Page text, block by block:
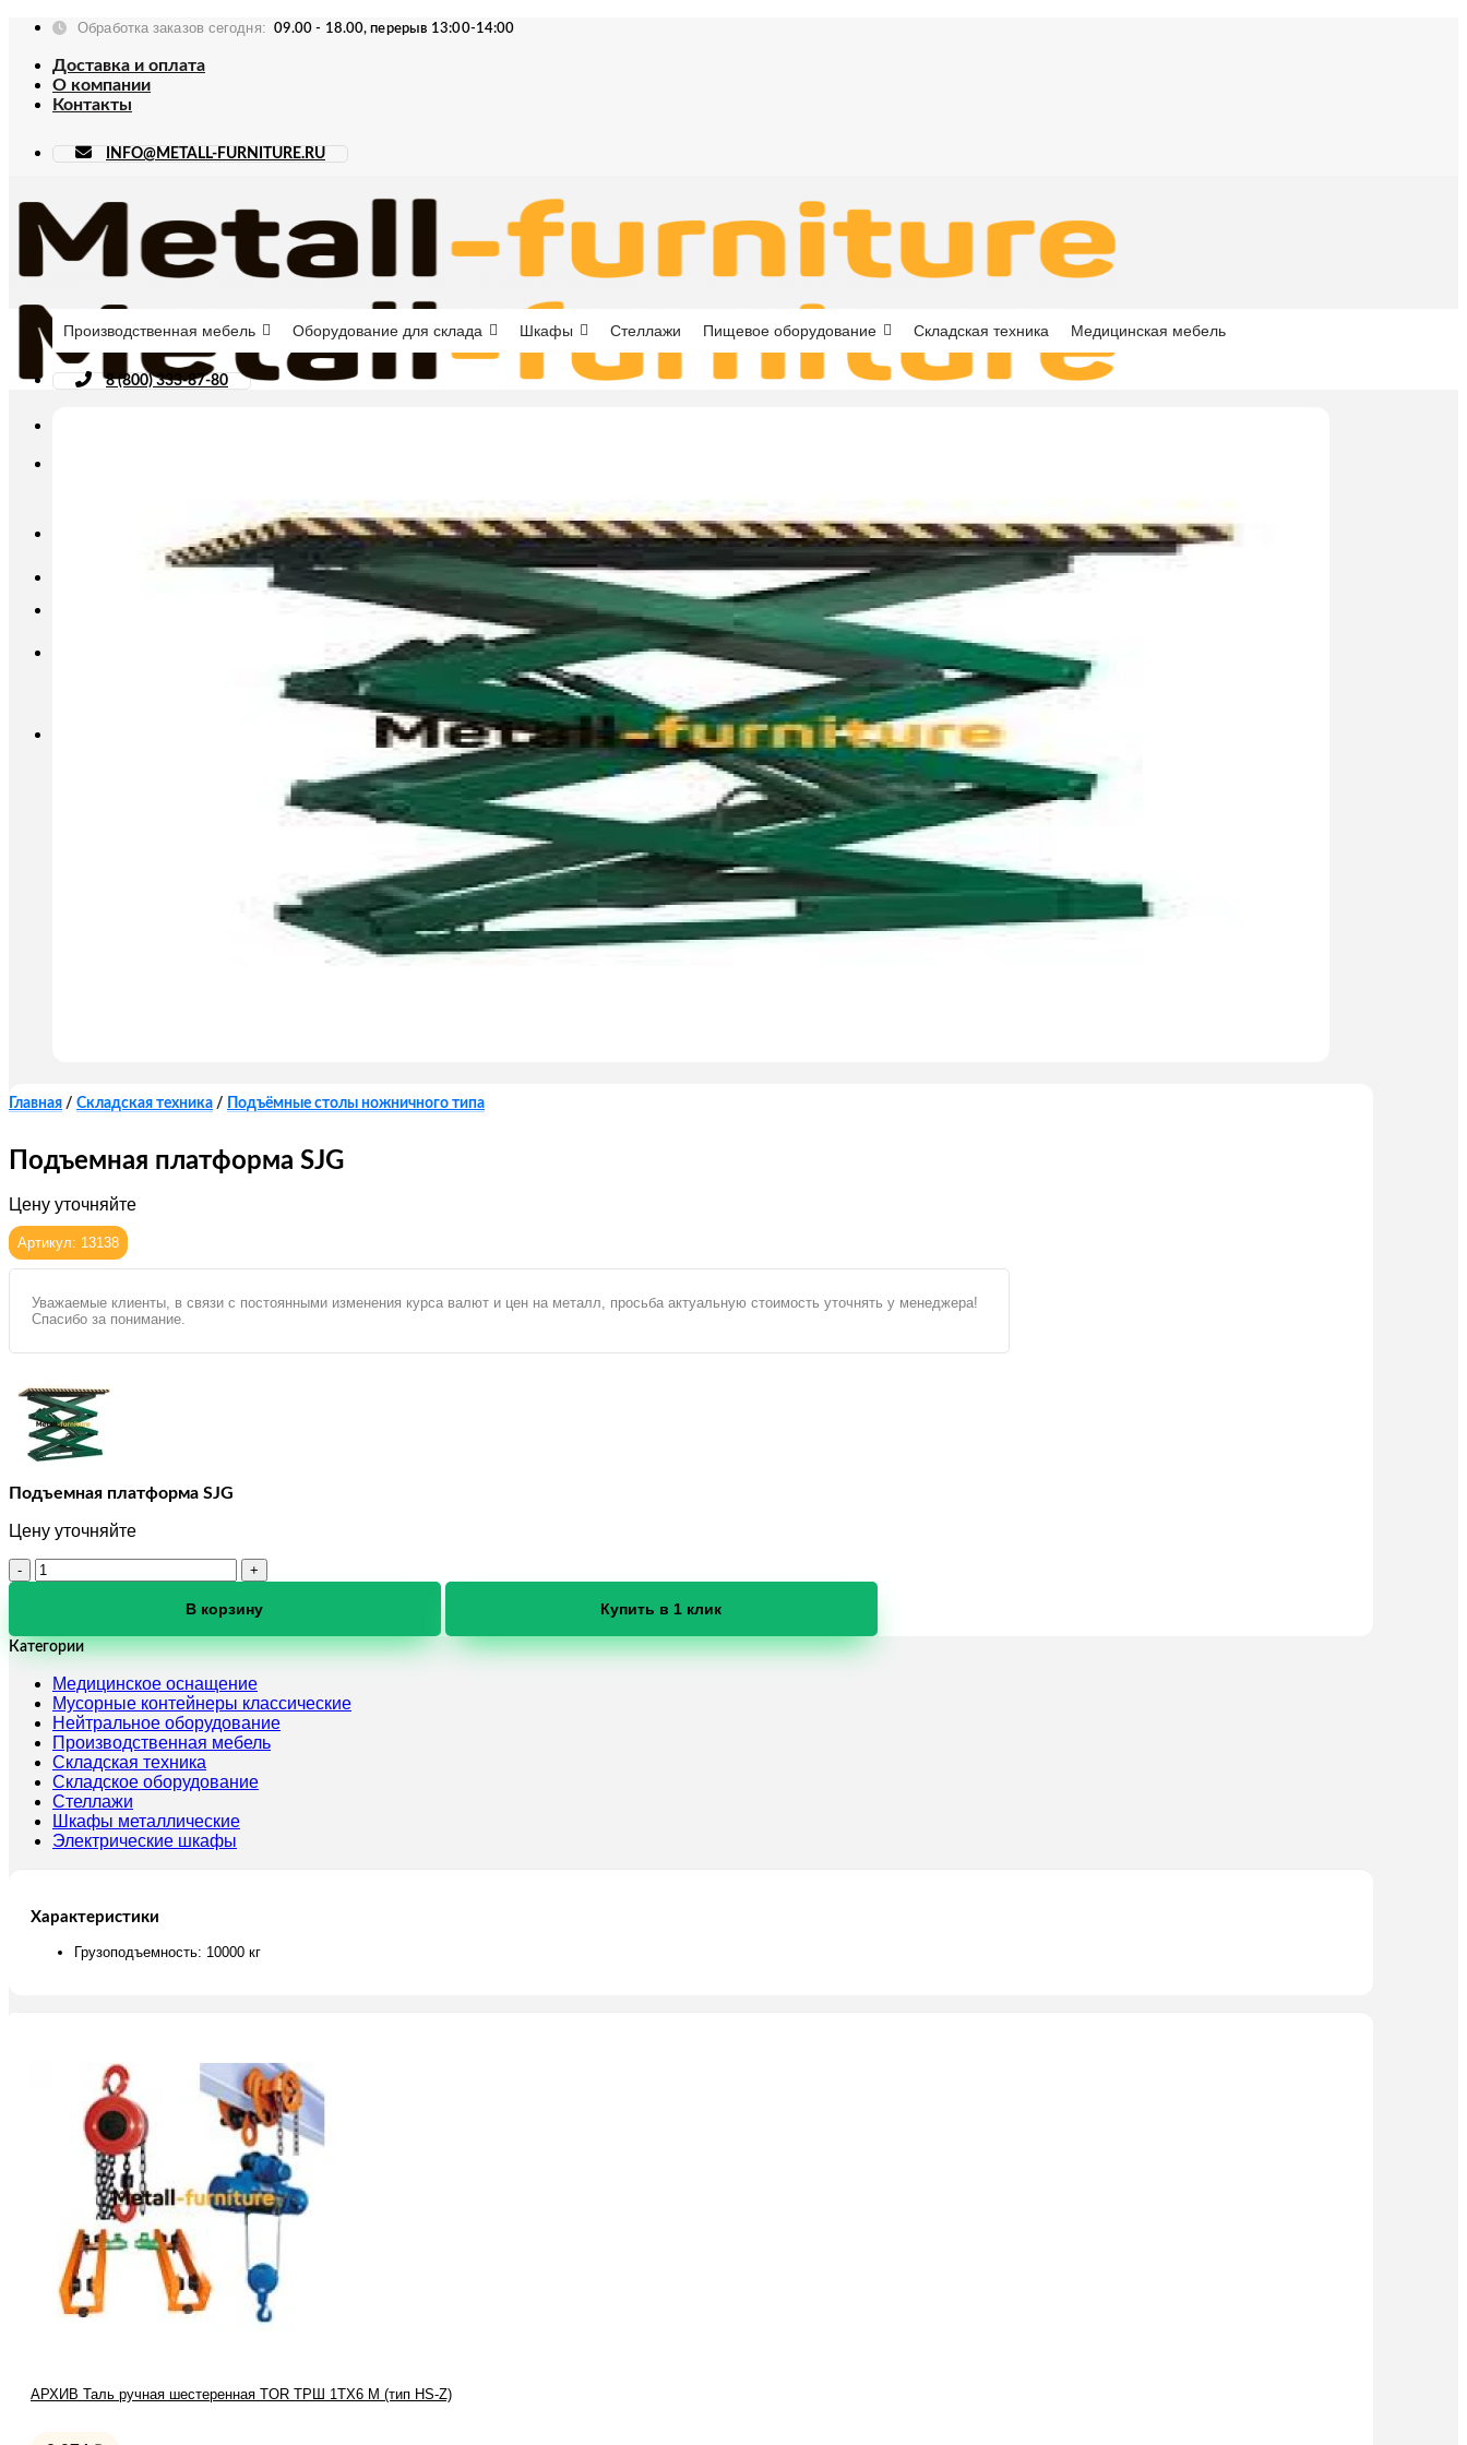
Skip
content
Обработка заказов сегодня: 09.00 - 18.00, перерыв 13:00-14:00
Доставка и оплата
О компании
Контакты
INFO@METALL-FURNITURE.RU
INFO@METALL-FURNITURE.RU
Производственная мебель Оборудование для склада Шкафы Стеллажи Пищевое оборудование Складская техника Медицинская мебель
8 (800) 333-87-80
Главная / Складская техника / Подъёмные столы ножничного типа
Подъемная платформа SJG
Цену уточняйте
Артикул: 13138
Уважаемые клиенты, в связи с постоянными изменения курса валют и цен на металл, просьба актуальную стоимость уточнять у менеджера!
Спасибо за понимание.
Подъемная платформа SJG
Цену уточняйте
Количество
товара
SJG
В корзину Купить в 1 клик
Категории
Медицинское оснащение
Мусорные контейнеры классические
Нейтральное оборудование
Производственная мебель
Складская техника
Складское оборудование
Стеллажи
Шкафы металлические
Электрические шкафы
Характеристики
Грузоподъемность: 10000 кг
АРХИВ Таль ручная шестеренная TOR ТРШ 1ТХ6 М (тип HS-Z)